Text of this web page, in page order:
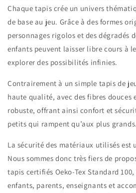
Chaque tapis crée un univers
de base au jeu. Grâce à des formes
personnages rigolos et des dégradés
enfants peuvent laisser libre cours à
explorer des possibilités infinies.
Contrairement à un simple tapis de
haute qualité, avec des fibres douces
robuste, offrant ainsi confort et
petits qui rampent qu’aux plus grands.
La sécurité des matériaux utilisés est
Nous sommes donc très fiers de
tapis certifiés Oeko-Tex Standard
enfants, parents, enseignants et